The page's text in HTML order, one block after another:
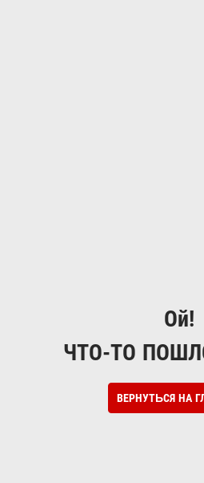
Ой!
ЧТО-ТО
ВЕРНУТЬСЯ НА